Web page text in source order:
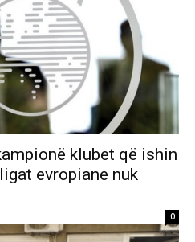
klubet që ishin
evropiane nuk
0